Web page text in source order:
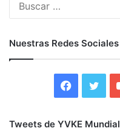
Nuestras Redes Sociales
Tweets de YVKE Mundial